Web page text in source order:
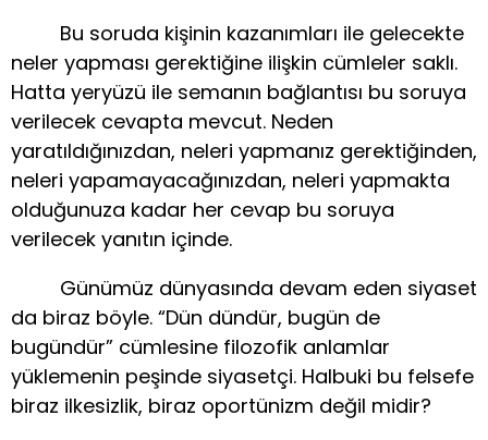
Bu soruda kişinin kazanımları ile gelecekte
neler yapması gerektiğine ilişkin cümleler saklı.
Hatta yeryüzü ile semanın bağlantısı bu soruya
verilecek cevapta mevcut. Neden
yaratıldığınızdan, neleri yapmanız gerektiğinden,
neleri yapamayacağınızdan, neleri yapmakta
olduğunuza kadar her cevap bu soruya
verilecek yanıtın içinde.
Günümüz dünyasında devam eden siyaset
da biraz böyle. “Dün dündür, bugün de
bugündür” cümlesine filozofik anlamlar
yüklemenin peşinde siyasetçi. Halbuki bu felsefe
biraz ilkesizlik, biraz oportünizm değil midir?